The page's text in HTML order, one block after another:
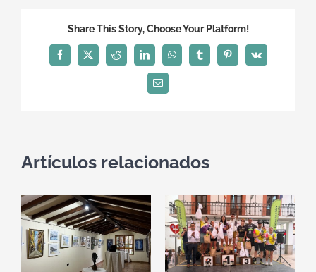
Share This Story, Choose Your Platform!
Facebook
X Reddit LinkedInWhatsAppTumblrPinterest
Vk
Correo
Artículos relacionados